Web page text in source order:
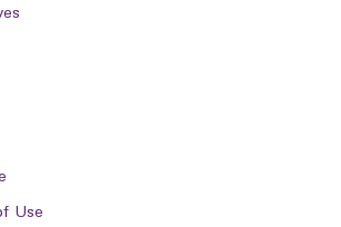
Use